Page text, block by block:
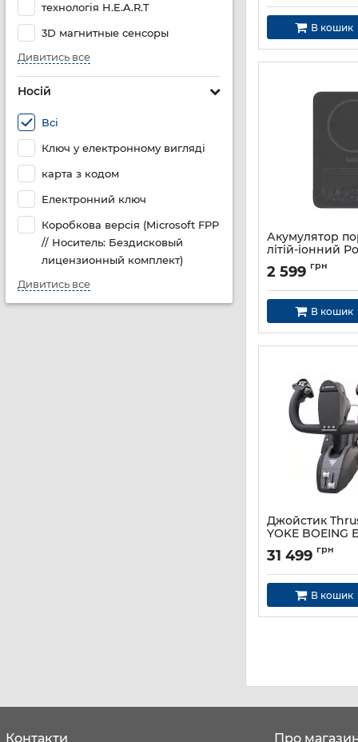
технологія H.E.A.R.T
3D магнитные сенсоры
Дивитись все
Носій
Всі
Ключ у електронному вигляді
карта з кодом
Електронний ключ
Коробкова версія (Microsoft FPP
// Носитель: Бездисковый
лицензионный комплект)
Дивитись все
В кошик
Акумулятор
літій-іонний
Belkin
Slim Magnetic,
Артикул:
2 599 грн
В кошик
Джойстик
YOKE BOEING
Артикул: 4460210
31 499 грн
В кошик
Контакти Про